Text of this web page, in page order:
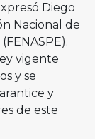
Diego
Nacional de
vigente
y se
y
de este